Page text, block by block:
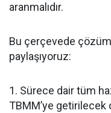
aranmalıdır.
Bu çerçevede
paylaşıyoruz:
1. Sürece dair tüm
TBMM’ye